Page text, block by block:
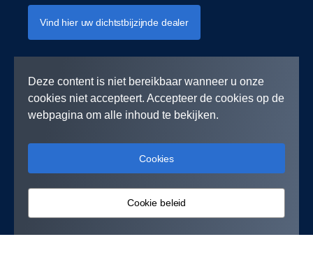
Vind hier uw dichtstbijzijnde dealer
Deze content is niet bereikbaar wanneer u onze
cookies niet accepteert. Accepteer de cookies op de
webpagina om alle inhoud te bekijken.
Cookies
Cookie beleid